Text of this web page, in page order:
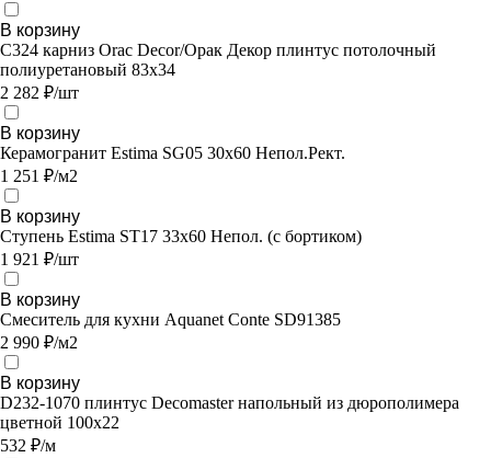
В корзину
C324 карниз Orac Decor/Орак Декор плинтус потолочный
полиуретановый 83х34
2 282 ₽/шт
В корзину
Керамогранит Estima SG05 30x60 Непол.Рект.
1 251 ₽/м2
В корзину
Ступень Estima ST17 33x60 Непол. (с бортиком)
1 921 ₽/шт
В корзину
Смеситель для кухни Aquanet Conte SD91385
2 990 ₽/м2
В корзину
D232-1070 плинтус Decomaster напольный из дюрополимера
цветной 100x22
532 ₽/м